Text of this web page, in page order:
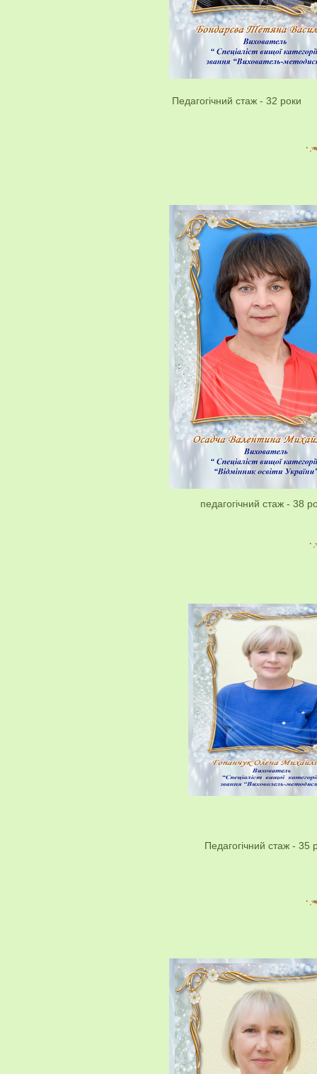
Педагогічний стаж - 32 роки
педагогічний стаж - 38
Педагогічний стаж - 35